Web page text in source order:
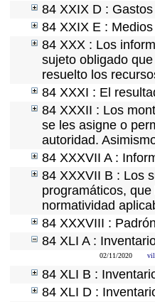
84 XXIX D :
84 XXIX E :
84 XXX : Los
sujeto obligado
resuelto los
84 XXXI : El
84 XXXII : Los
se les asigne o
autoridad.
84 XXXVII A :
84 XXXVII B : Los
programáticos,
normatividad
84 XXXVIII :
84 XLI A :
02/11/2020
84 XLI B :
84 XLI D :